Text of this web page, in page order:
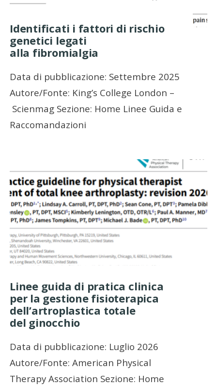
Identificati i fattori di rischio
genetici legati
alla fibromialgia
Data di pubblicazione: Settembre 2025
Autore/Fonte: King’s College London –
Scienmag Sezione: Home Linee Guida e
Raccomandazioni
Linee guida di pratica clinica
per la gestione fisioterapica
dell’artroplastica totale
del ginocchio
Data di pubblicazione: Luglio 2026
Autore/Fonte: American Physical
Therapy Association Sezione: Home